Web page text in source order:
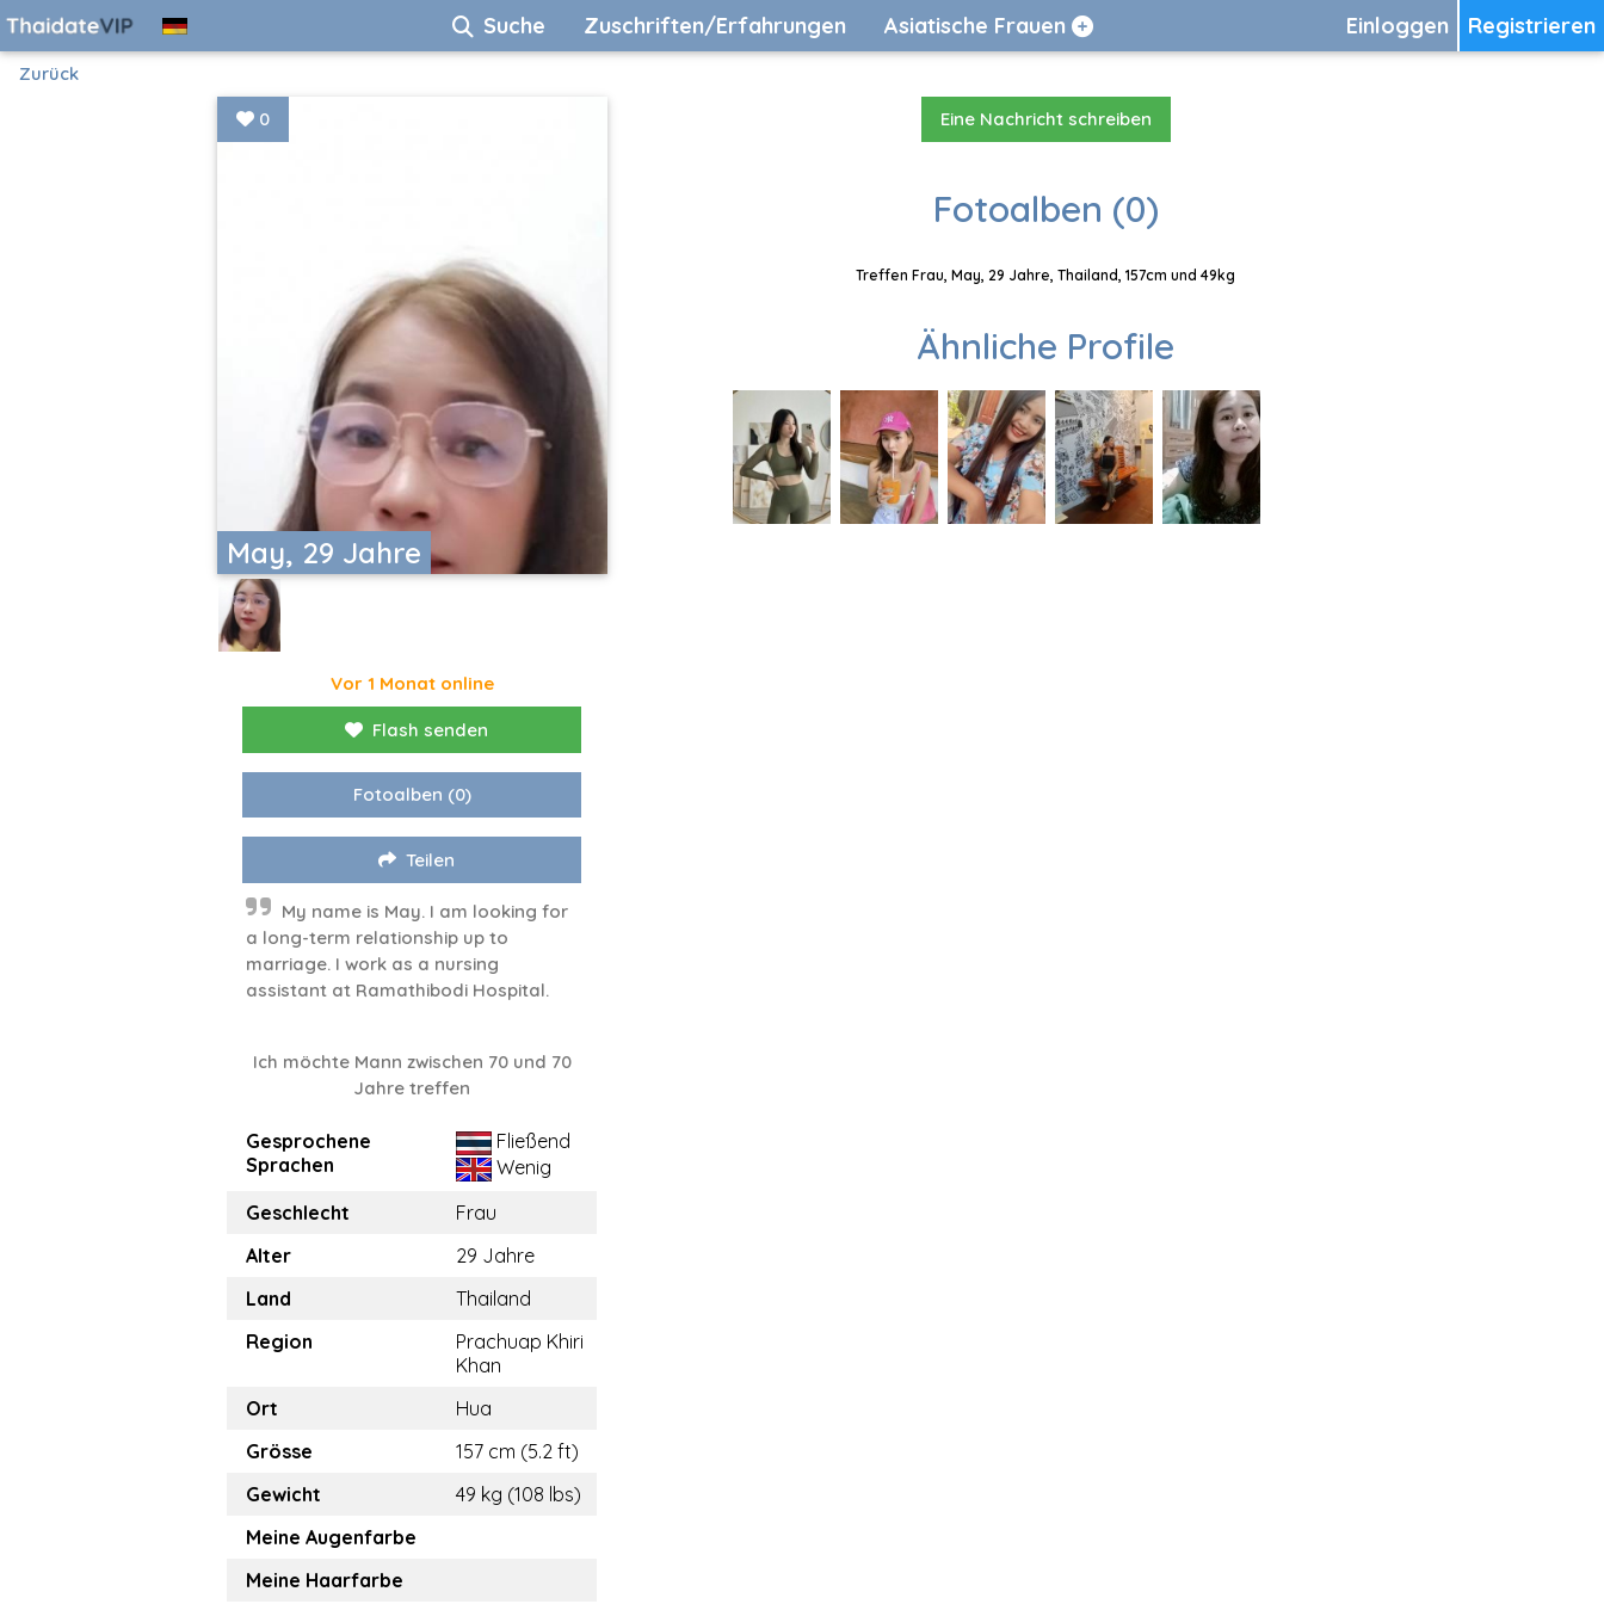
Registrieren
Einloggen
Suche Zuschriften/Erfahrungen Asiatische Frauen
Zurück
May, 29 Jahre
0
Vor 1 Monat online
Flash senden
Fotoalben (0)
Teilen
My name is May. I am looking for
a long-term relationship up to
marriage. I work as a nursing
assistant at Ramathibodi Hospital.
Ich möchte Mann zwischen 70 und 70
Jahre treffen
Gesprochene
Sprachen
Fließend
Wenig
Geschlecht
Frau
Alter
29 Jahre
Land
Thailand
Region
Prachuap Khiri
Khan
Ort
Hua
Grösse
157 cm (5.2 ft)
Gewicht
49 kg (108 lbs)
Meine Augenfarbe
Meine Haarfarbe
Eine Nachricht schreiben
Fotoalben (0)
Treffen Frau, May, 29 Jahre, Thailand, 157cm und 49kg
Ähnliche Profile